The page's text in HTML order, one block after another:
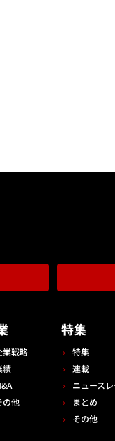
業戦略
績
の他
特集
特集
連載
ニュース
まとめ
その他